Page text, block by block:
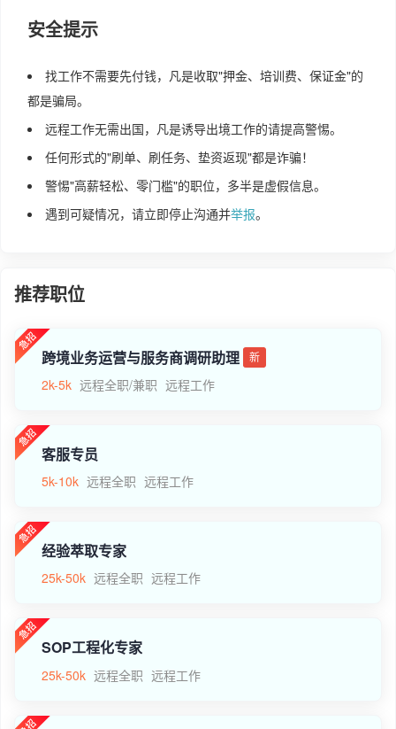
安全提示
找工作不需要先付钱，凡是收取"押金、培训费、保证金"的
都是骗局。
远程工作无需出国，凡是诱导出境工作的请提高警惕。
任何形式的"刷单、刷任务、垫资返现"都是诈骗！
警惕"高薪轻松、零门槛"的职位，多半是虚假信息。
遇到可疑情况，请立即停止沟通并举报。
推荐职位
跨境业务运营与服务商调研助理 新
2k-5k 远程全职/兼职 远程工作
客服专员
5k-10k 远程全职 远程工作
经验萃取专家
25k-50k 远程全职 远程工作
SOP工程化专家
25k-50k 远程全职 远程工作